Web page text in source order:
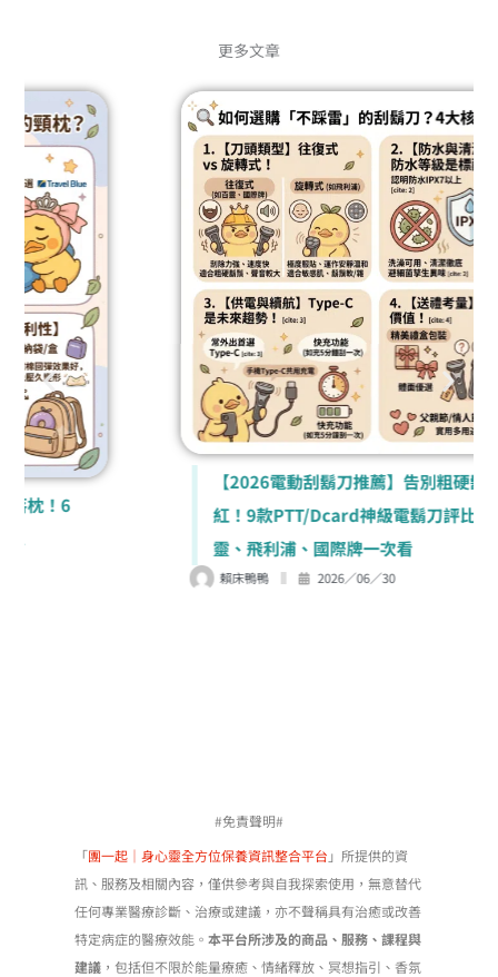
更多文章
【2026電動刮鬍刀推薦】告別粗硬鬍渣與泛
紅！9款PTT/Dcard神級電鬍刀評比，百
靈、飛利浦、國際牌一次看
2026／06／30
#免責聲明#
「團一起｜身心靈全方位保養資訊整合平台 」所提供的資
訊、服務及相關內容，僅供參考與自我探索使用，無意替代
任何專業醫療診斷、治療或建議，亦不聲稱具有治癒或改善
特定病症的醫療效能。本平台所涉及的商品、服務、課程與
建議 ，包括但不限於能量療癒、情緒釋放、冥想指引、香氛